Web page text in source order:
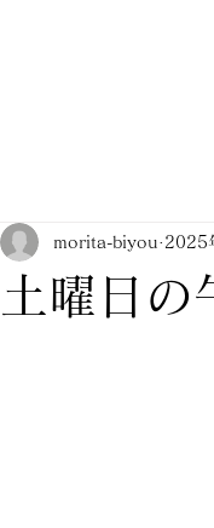
土曜日の
morita-biyou 2025